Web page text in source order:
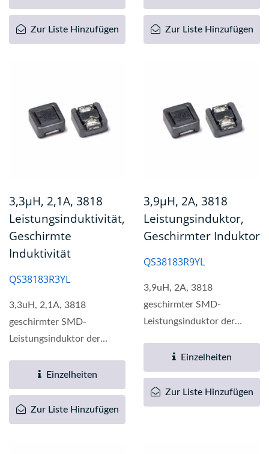
Zur Liste Hinzufügen Zur Liste Hinzufügen
3,3µH, 2,1A, 3818
Leistungsinduktivität,
Geschirmte
Induktivität
QS38183R3YL
3,3uH, 2,1A, 3818
geschirmter SMD-
Leistungsinduktor der
breite Palette...Einzelheiten
Zur Liste Hinzufügen
3,9µH, 2A, 3818
Leistungsinduktor,
Geschirmter Induktor
QS38183R9YL
3,9uH, 2A, 3818
geschirmter SMD-
Leistungsinduktor der
breite Palette...Einzelheiten
Zur Liste Hinzufügen